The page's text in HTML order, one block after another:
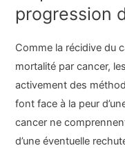
progression
Comme la récidive du
mortalité par cancer,
activement des
font face à la peur
cancer ne
d’une éventuelle